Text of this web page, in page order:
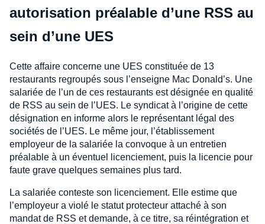
autorisation préalable d’une RSS au
sein d’une UES
Cette affaire concerne une UES constituée de 13
restaurants regroupés sous l’enseigne Mac Donald’s. Une
salariée de l’un de ces restaurants est désignée en qualité
de RSS au sein de l’UES. Le syndicat à l’origine de cette
désignation en informe alors le représentant légal des
sociétés de l’UES. Le même jour, l’établissement
employeur de la salariée la convoque à un entretien
préalable à un éventuel licenciement, puis la licencie pour
faute grave quelques semaines plus tard.
La salariée conteste son licenciement. Elle estime que
l’employeur a violé le statut protecteur attaché à son
mandat de RSS et demande, à ce titre, sa réintégration et